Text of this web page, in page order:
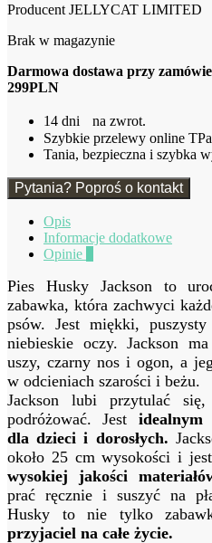
Producent JELLYCAT LIMITED
Brak w magazynie
Darmowa dostawa przy
299PLN
14 dni na zwrot.
Szybkie przelewy online
Tania, bezpieczna i szybka
Pytania? Poproś o kontakt
Opis
Informacje dodatkowe
Opinie
Pies Husky Jackson to
zabawka, która zachwyci
psów. Jest miękki,
niebieskie oczy. Jackson ma
uszy, czarny nos i ogon, a
w odcieniach szarości i beżu.
Jackson lubi przytulać
podróżować. Jest idealnym
dla dzieci i dorosłych.
około 25 cm wysokości i jest
wysokiej jakości
prać ręcznie i suszyć na
Husky to nie tylko
przyjaciel na całe życie.